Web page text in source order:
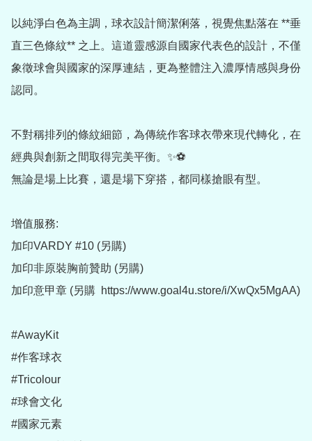
以純淨白色為主調，球衣設計簡潔俐落，視覺焦點落在 **垂
直三色條紋** 之上。這道靈感源自國家代表色的設計，不僅
象徵球會與國家的深厚連結，更為整體注入濃厚情感與身份
認同。
不對稱排列的條紋細節，為傳統作客球衣帶來現代轉化，在
經典與創新之間取得完美平衡。✨⚽
無論是場上比賽，還是場下穿搭，都同樣搶眼有型。
增值服務:
加印VARDY #10 (另購)
加印非原裝胸前贊助 (另購)
加印意甲章 (另購  https://www.goal4u.store/i/XwQx5MgAA)
#AwayKit
#作客球衣
#Tricolour
#球會文化
#國家元素